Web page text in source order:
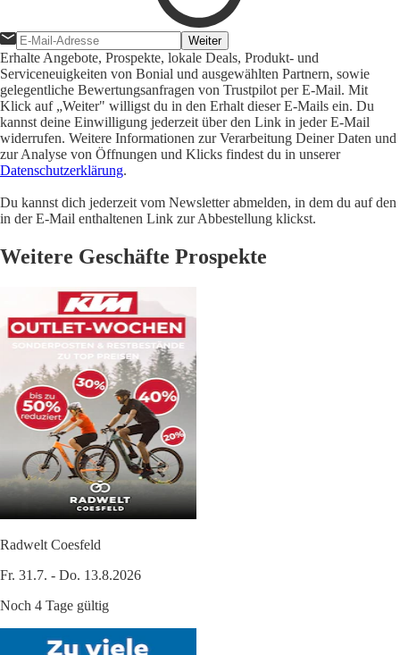
Weiter
Erhalte Angebote, Prospekte, lokale Deals, Produkt- und
Serviceneuigkeiten von Bonial und ausgewählten Partnern, sowie
gelegentliche Bewertungsanfragen von Trustpilot per E-Mail. Mit
Klick auf „Weiter" willigst du in den Erhalt dieser E-Mails ein. Du
kannst deine Einwilligung jederzeit über den Link in jeder E-Mail
widerrufen. Weitere Informationen zur Verarbeitung Deiner Daten und
zur Analyse von Öffnungen und Klicks findest du in unserer
Datenschutzerklärung.
Du kannst dich jederzeit vom Newsletter abmelden, in dem du auf den
in der E-Mail enthaltenen Link zur Abbestellung klickst.
Weitere Geschäfte Prospekte
Radwelt Coesfeld
Fr. 31.7. - Do. 13.8.2026
Noch 4 Tage gültig